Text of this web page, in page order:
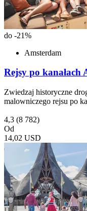
do -21%
Amsterdam
Rejsy po kanałach
Zwiedzaj historyczne
malowniczego rejsu po
4,3 (8 782)
Od
14,02 USD